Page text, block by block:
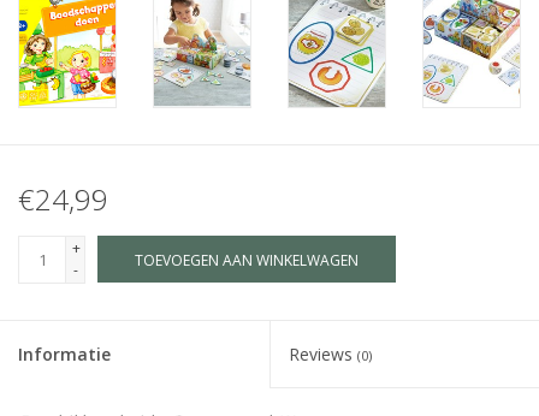
€24,99
+
-
TOEVOEGEN AAN WINKELWAGEN
Informatie Reviews (0)